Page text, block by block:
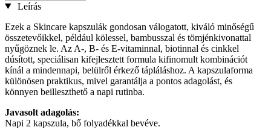
Leírás
Ezek a Skincare kapszulák gondosan válogatott, kiváló minőségű
összetevőikkel, például kölessel, bambusszal és tömjénkivonattal
nyűgöznek le. Az A-, B- és E-vitaminnal, biotinnal és cinkkel
dúsított, speciálisan kifejlesztett formula kifinomult kombinációt
kínál a mindennapi, belülről érkező tápláláshoz. A kapszulaforma
különösen praktikus, mivel garantálja a pontos adagolást, és
könnyen beilleszthető a napi rutinba.
Javasolt adagolás:
Napi 2 kapszula, bő folyadékkal bevéve.